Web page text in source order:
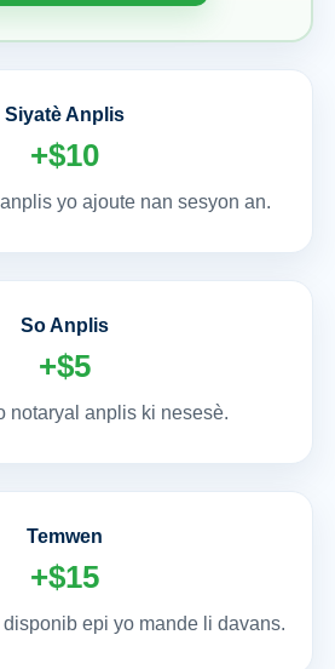
Siyatè Anplis
+$10
yo ajoute nan sesyon an.
So Anplis
+$5
notaryal anplis ki nesesè.
Temwen
+$15
epi yo mande li davans.